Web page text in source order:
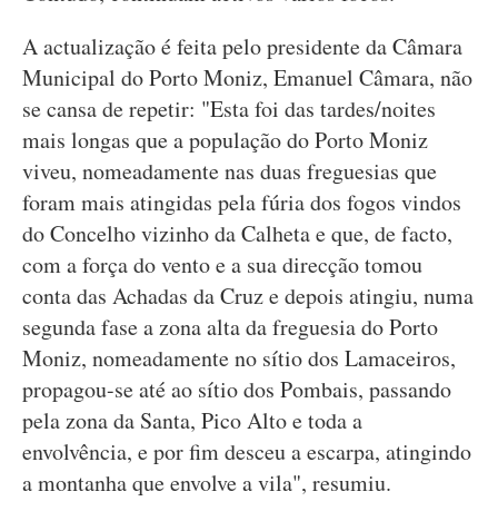
A actualização é feita pelo presidente da Câmara
Municipal do Porto Moniz, Emanuel Câmara, não
se cansa de repetir: "Esta foi das tardes/noites
mais longas que a população do Porto Moniz
viveu, nomeadamente nas duas freguesias que
foram mais atingidas pela fúria dos fogos vindos
do Concelho vizinho da Calheta e que, de facto,
com a força do vento e a sua direcção tomou
conta das Achadas da Cruz e depois atingiu, numa
segunda fase a zona alta da freguesia do Porto
Moniz, nomeadamente no sítio dos Lamaceiros,
propagou-se até ao sítio dos Pombais, passando
pela zona da Santa, Pico Alto e toda a
envolvência, e por fim desceu a escarpa, atingindo
a montanha que envolve a vila", resumiu.